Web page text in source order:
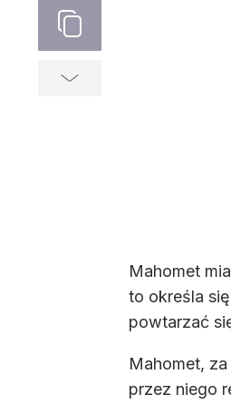
Mahomet
to określa
powtarzać
Mahomet,
przez niego